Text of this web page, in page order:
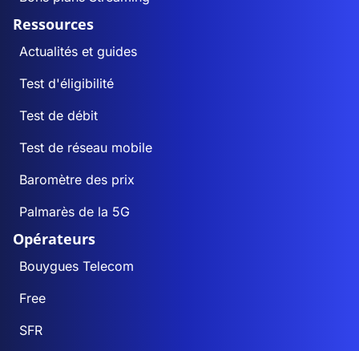
Ressources
Actualités et guides
Test d'éligibilité
Test de débit
Test de réseau mobile
Baromètre des prix
Palmarès de la 5G
Opérateurs
Bouygues Telecom
Free
SFR